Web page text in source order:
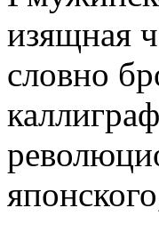
изящная
словно